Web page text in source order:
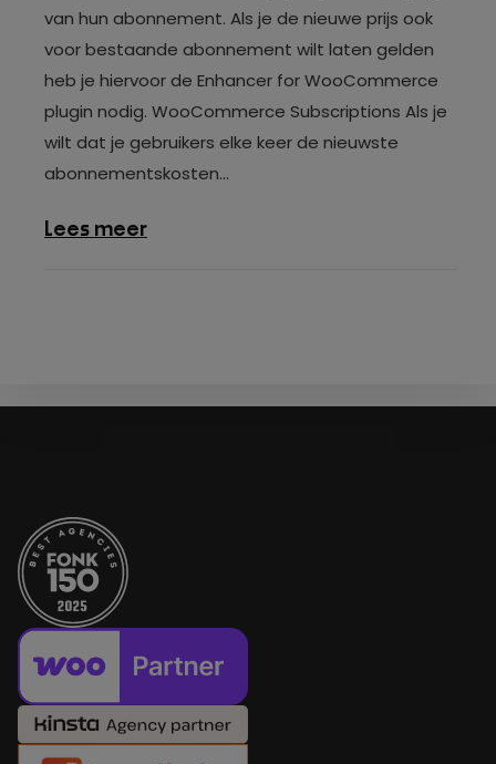
van hun abonnement. Als je de nieuwe prijs ook
voor bestaande abonnement wilt laten gelden
heb je hiervoor de Enhancer for WooCommerce
plugin nodig. WooCommerce Subscriptions Als je
wilt dat je gebruikers elke keer de nieuwste
abonnementskosten...
Lees meerover